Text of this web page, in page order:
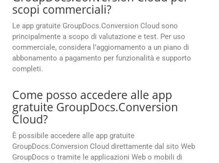
scopi commerciali?
Le app gratuite GroupDocs.Conversion Cloud sono
principalmente a scopo di valutazione e test. Per uso
commerciale, considera l’aggiornamento a un piano di
abbonamento a pagamento per funzionalità e supporto
completi.
Come posso accedere alle app
gratuite GroupDocs.Conversion
Cloud?
È possibile accedere alle app gratuite
GroupDocs.Conversion Cloud direttamente dal sito Web
GroupDocs o tramite le applicazioni Web o mobili di